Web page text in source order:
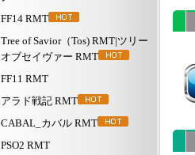
FF14 RMT
Tree of Savior（Tos) RMT|ツリー
オブセイヴァー RMT
FF11 RMT
アラド戦記 RMT
CABAL_カバル RMT
PSO2 RMT